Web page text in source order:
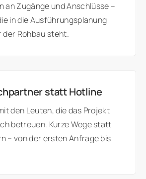
an Zugänge und Anschlüsse –
in die Ausführungsplanung
der Rohbau steht.
statt Hotline
den Leuten, die das Projekt
betreuen. Kurze Wege statt
– von der ersten Anfrage bis